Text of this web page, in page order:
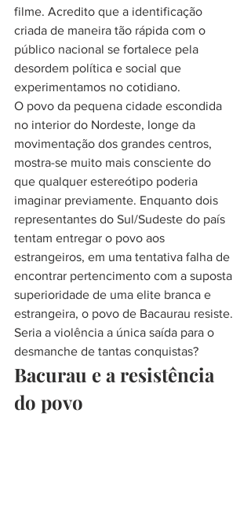
filme. Acredito que a identificação
criada de maneira tão rápida com o
público nacional se fortalece pela
desordem política e social que
experimentamos no cotidiano.
O povo da pequena cidade escondida
no interior do Nordeste, longe da
movimentação dos grandes centros,
mostra-se muito mais consciente do
que qualquer estereótipo poderia
imaginar previamente. Enquanto dois
representantes do Sul/Sudeste do país
tentam entregar o povo aos
estrangeiros, em uma tentativa falha de
encontrar pertencimento com a suposta
superioridade de uma elite branca e
estrangeira, o povo de Bacaurau resiste.
Seria a violência a única saída para o
desmanche de tantas conquistas?
Bacurau e a resistência
do povo